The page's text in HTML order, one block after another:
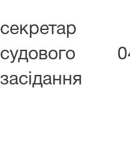
секретар
судового
засідання